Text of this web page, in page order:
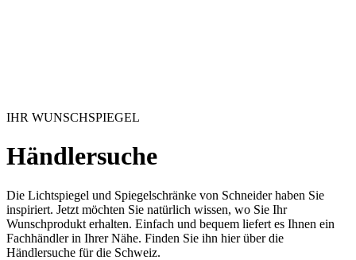
IHR WUNSCHSPIEGEL
Händlersuche
Die Lichtspiegel und Spiegelschränke von Schneider haben Sie
inspiriert. Jetzt möchten Sie natürlich wissen, wo Sie Ihr
Wunschprodukt erhalten. Einfach und bequem liefert es Ihnen ein
Fachhändler in Ihrer Nähe. Finden Sie ihn hier über die
Händlersuche für die Schweiz.